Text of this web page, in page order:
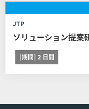
以下に定める通りと
て日程変更可能期間
り消し、日程変更、
スは他社の定める契
されるものとし、本
弊社への連絡 コ
JTP
ソリューション提案
[期間] 2 日間